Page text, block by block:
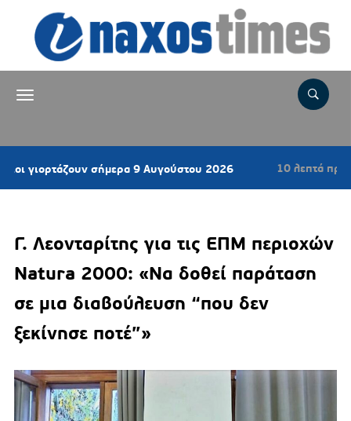
σήμερα 9 Αυγούστου 2026 10 λεπτά πριν
Γ. Λεονταρίτης για τις ΕΠΜ περιοχών
Natura 2000: «Να δοθεί παράταση
σε μια διαβούλευση “που δεν
ξεκίνησε ποτέ”»